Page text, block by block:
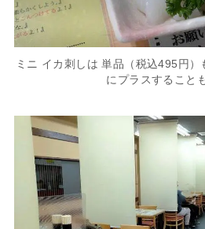
ミニ イカ刺しは 単品（税込495円
にプラスすること